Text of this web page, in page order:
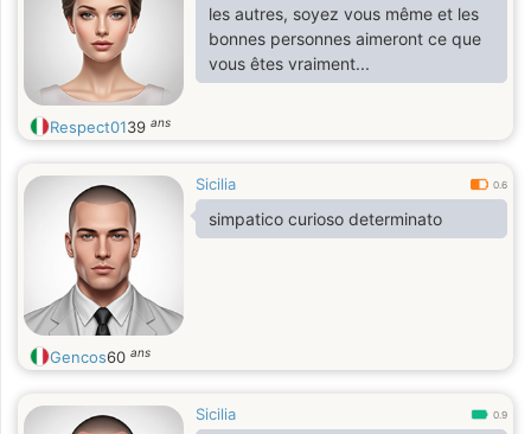
les autres, soyez vous même et les
bonnes personnes aimeront ce que
vous êtes vraiment...
Respect0139 ans
Sicilia 0.6
simpatico curioso determinato
Gencos60 ans
Sicilia 0.9